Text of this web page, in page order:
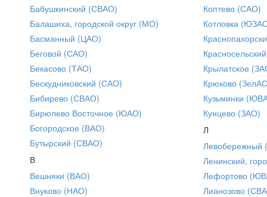
Бабушкинский (СВАО)
Балашиха, городской округ (МО)
Басманный (ЦАО)
Беговой (САО)
Бекасово (ТАО)
Бескудниковский (САО)
Бибирево (СВАО)
Бирюлево Восточное (ЮАО)
Богородское (ВАО)
Бутырский (СВАО)
В
Вешняки (ВАО)
Внуково (НАО)
Коптево (САО)
Котловка
Крылатское
Крюково
Кузьминки
Кунцево (ЗАО)
Л
Ленинский,
Лефортово
Лианозово